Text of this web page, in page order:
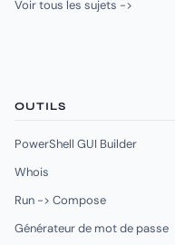
Voir tous les sujets ->
OUTILS
PowerShell GUI Builder
Whois
Run -> Compose
Générateur de mot de passe